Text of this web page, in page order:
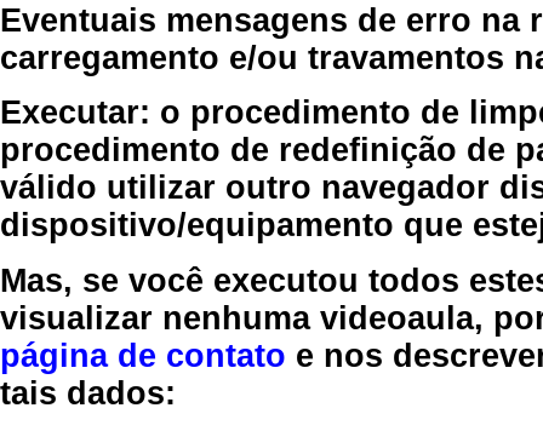
Eventuais mensagens de erro
carregamento e/ou travamentos
Executar: o procedimento de
procedimento de redefinição de
válido utilizar outro navegador
dispositivo/equipamento que
Mas, se você executou todos
visualizar nenhuma videoaula,
página de contato e nos
tais dados: